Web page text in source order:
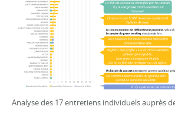
Analyse des 17 entretiens individuels auprès